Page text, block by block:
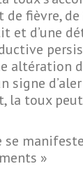
fièvre, de
et d’une
altération
signe
la toux
se
»